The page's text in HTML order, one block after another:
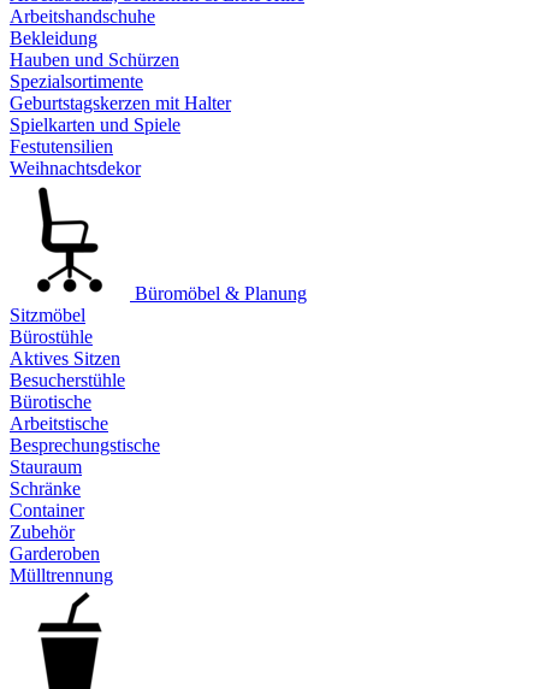
Arbeitshandschuhe
Bekleidung
Hauben und Schürzen
Spezialsortimente
Geburtstagskerzen mit Halter
Spielkarten und Spiele
Festutensilien
Weihnachtsdekor
Büromöbel & Planung
Sitzmöbel
Bürostühle
Aktives Sitzen
Besucherstühle
Bürotische
Arbeitstische
Besprechungstische
Stauraum
Schränke
Container
Zubehör
Garderoben
Mülltrennung